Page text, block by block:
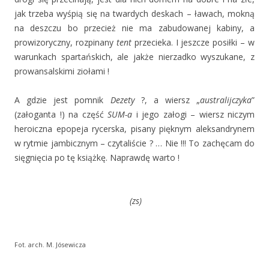
jak trzeba wyśpią się na twardych deskach – ławach, mokną
na deszczu bo przecież nie ma zabudowanej kabiny, a
prowizoryczny, rozpinany tentprzecieka. I jeszcze posiłki – w
warunkach spartańskich, ale jakże nierzadko wyszukane, z
prowansalskimi ziołami !
A gdzie jest pomnik Dezety?, a wiersz „australijczyka”
(załoganta !) na część SUM-a i jego załogi – wiersz niczym
heroiczna epopeja rycerska, pisany pięknym aleksandrynem
w rytmie jambicznym – czytaliście ? … Nie !!! To zachęcam do
sięgnięcia po tę książkę. Naprawdę warto !
(zs)
Fot. arch. M. Jósewicza